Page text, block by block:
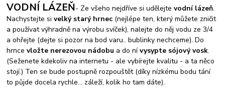
VODNÍ LÁZEŇ- Ze všeho nejdříve si udělejte vodní lázeň.
Nachystejte sivelký starý hrnec (nejlépe ten, který můžete zničit
a používat výhradně na výrobu svíček), nalejte do něj vodu ze 3/4
a ohřejte (dejte si pozor na bod varu.. bublinky nechceme). Do
hrncevložte nerezovou nádobu a do nívysypte sójový vosk.
(Seženete kdekoliv na internetu - ale vybírejte kvalitu - a ta něco
stojí.) Ten se bude postupně rozpouštět (díky nízkému bodu tání
to půjde docela rychle... záleží, kolik ho tam dáte).